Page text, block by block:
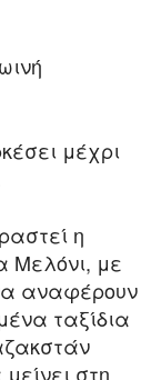
μέχρι
η
Μελόνι, με
αναφέρουν
ταξίδια
στη